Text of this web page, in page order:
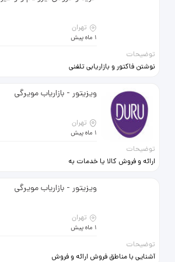
حرفه‌ای و باانگیزه دعوت به همکاری
تهران
1 ماه پیش
توضیحات
نوشتن فاکتور و بازاریابی تلفنی
ویزیتور - بازاریاب مویرگی
تهران
1 ماه پیش
توضیحات
ارائه و فروش کالا یا خدمات به
مشتریان و شناسائی نیازها و تقاضای
آنها اصول مذاکره در فروش داشتنویزیتور - بازاریاب مویرگی
تهران
1 ماه پیش
توضیحات
آشنایی با مناطق فروش ارائه و فروش